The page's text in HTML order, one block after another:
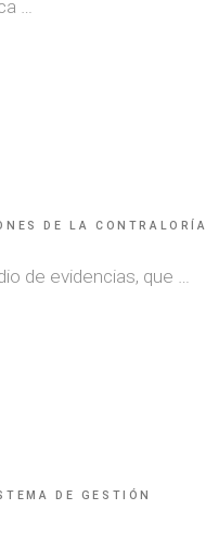
…
DE LA CONTRALORÍA
de evidencias, que …
DE GESTIÓN